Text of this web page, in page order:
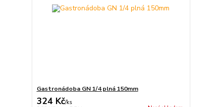
Gastronádoba GN 1/4 plná 150mm
324 Kč/ks